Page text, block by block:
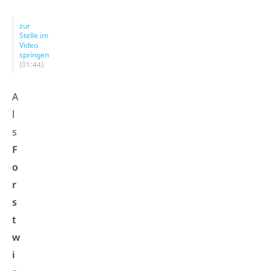
zur
Stelle im
Video
springen
(01:44)
A
l
s
F
o
r
s
t
w
i